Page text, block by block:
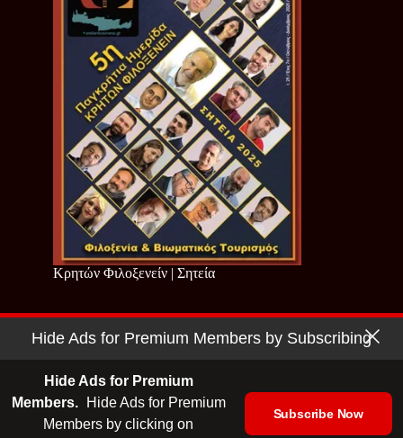
Κρητών Φιλοξενείν | Σητεία
Copyright © 2026 - Cretan Business | Κρητών Επιχειρείν
Hide Ads for Premium Members by Subscribing
Hide Ads for Premium
Members.
Hide Ads for Premium
Members by clicking on
Subscribe Now